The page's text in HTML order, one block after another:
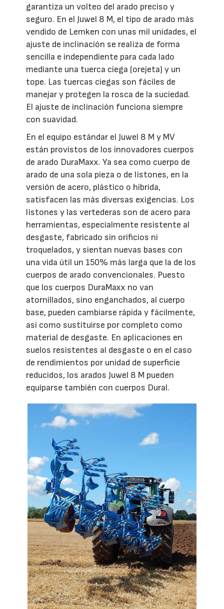
garantiza un volteo del arado preciso y
seguro. En el Juwel 8 M, el tipo de arado más
vendido de Lemken con unas mil unidades, el
ajuste de inclinación se realiza de forma
sencilla e independiente para cada lado
mediante una tuerca ciega (orejeta) y un
tope. Las tuercas ciegas son fáciles de
manejar y protegen la rosca de la suciedad.
El ajuste de inclinación funciona siempre
con suavidad.
En el equipo estándar el Juwel 8 M y MV
están provistos de los innovadores cuerpos
de arado DuraMaxx. Ya sea como cuerpo de
arado de una sola pieza o de listones, en la
versión de acero, plástico o híbrida,
satisfacen las más diversas exigencias. Los
listones y las vertederas son de acero para
herramientas, especialmente resistente al
desgaste, fabricado sin orificios ni
troquelados, y sientan nuevas bases con
una vida útil un 150% más larga que la de los
cuerpos de arado convencionales. Puesto
que los cuerpos DuraMaxx no van
atornillados, sino enganchados, al cuerpo
base, pueden cambiarse rápida y fácilmente,
así como sustituirse por completo como
material de desgaste. En aplicaciones en
suelos resistentes al desgaste o en el caso
de rendimientos por unidad de superficie
reducidos, los arados Juwel 8 M pueden
equiparse también con cuerpos Dural.